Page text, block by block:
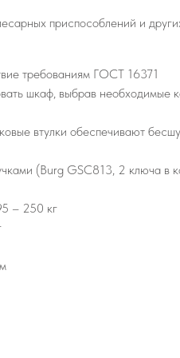
приспособлений и
требованиям ГОСТ 16371
шкаф, выбрав необходимые
втулки обеспечивают
(Burg GSC813, 2 ключа в
– 250 кг